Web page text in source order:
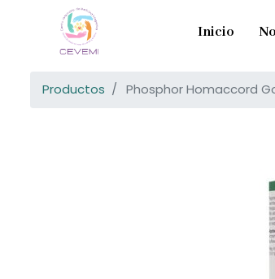
Inicio
Productos Phosphor Homaccord